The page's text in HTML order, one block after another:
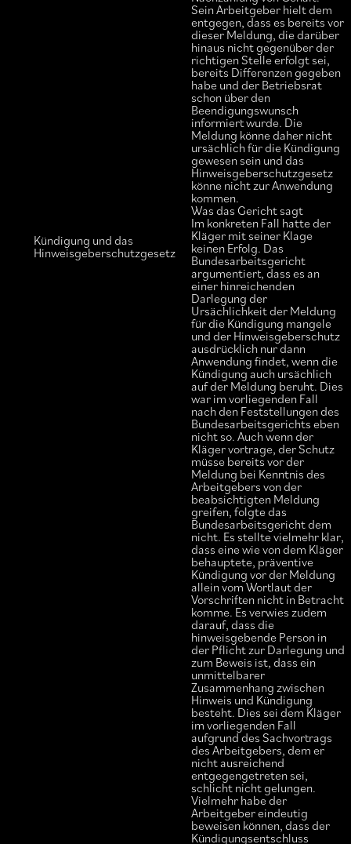
Kündigung und das
Hinweisgeberschutzgesetz
Sein Arbeitgeber hielt dem
entgegen, dass es bereits vor
dieser Meldung, die darüber
hinaus nicht gegenüber der
richtigen Stelle erfolgt sei,
bereits Differenzen gegeben
habe und der Betriebsrat
schon über den
Beendigungswunsch
informiert wurde. Die
Meldung könne daher nicht
ursächlich für die Kündigung
gewesen sein und das
Hinweisgeberschutzgesetz
könne nicht zur Anwendung
kommen.
Was das Gericht sagt
Im konkreten Fall hatte der
Kläger mit seiner Klage
keinen Erfolg. Das
Bundesarbeitsgericht
argumentiert, dass es an
einer hinreichenden
Darlegung der
Ursächlichkeit der Meldung
für die Kündigung mangele
und der Hinweisgeberschutz
ausdrücklich nur dann
Anwendung findet, wenn die
Kündigung auch ursächlich
auf der Meldung beruht. Dies
war im vorliegenden Fall
nach den Feststellungen des
Bundesarbeitsgerichts eben
nicht so. Auch wenn der
Kläger vortrage, der Schutz
müsse bereits vor der
Meldung bei Kenntnis des
Arbeitgebers von der
beabsichtigten Meldung
greifen, folgte das
Bundesarbeitsgericht dem
nicht. Es stellte vielmehr klar,
dass eine wie von dem Kläger
behauptete, präventive
Kündigung vor der Meldung
allein vom Wortlaut der
Vorschriften nicht in Betracht
komme. Es verwies zudem
darauf, dass die
hinweisgebende Person in
der Pflicht zur Darlegung und
zum Beweis ist, dass ein
unmittelbarer
Zusammenhang zwischen
Hinweis und Kündigung
besteht. Dies sei dem Kläger
im vorliegenden Fall
aufgrund des Sachvortrags
des Arbeitgebers, dem er
nicht ausreichend
entgegengetreten sei,
schlicht nicht gelungen.
Vielmehr habe der
Arbeitgeber eindeutig
beweisen können, dass der
Kündigungsentschluss